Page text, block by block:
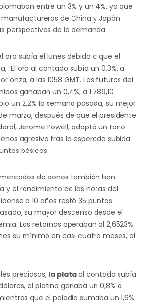
entre un 3% y un 4%, ya que
de China y Japón
perspectivas de la demanda.
oro subía el lunes debido a que el
El oro al contado subía un 0,3%, a
onza, a las 1058 GMT. Los futuros del
ganaban un 0,4%, a 1.789,10
un 2,2% la semana pasada, su mejor
marzo, después de que el presidente
Jerome Powell, adoptó un tono
agresivo tras la esperada subida
básicos.
de bonos también han
y el rendimiento de las notas del
a 10 años restó 35 puntos
su mayor descenso desde el
Los retornos operaban al 2,6523%
su mínimo en casi cuatro meses, al
preciosos, la plataal contado subía
el platino ganaba un 0,8% a
que el paladio sumaba un 1,6%